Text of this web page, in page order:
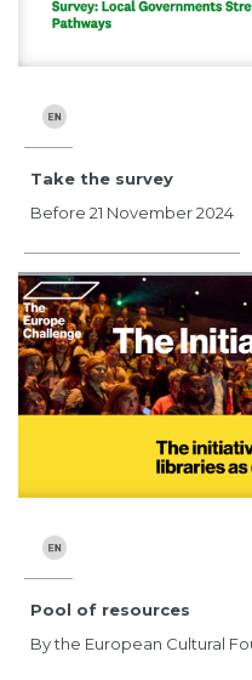
Take the survey
Before 21 November 2024
Pool of resources
By the European Cultural